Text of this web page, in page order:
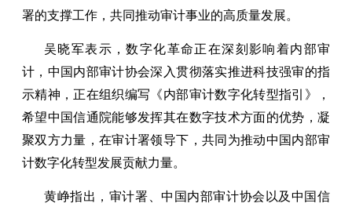
署的支撑工作，共同推动审计事业的高质量发展。
吴晓军表示，数字化革命正在深刻影响着内部审
计，中国内部审计协会深入贯彻落实推进科技强审的指
示精神，正在组织编写《内部审计数字化转型指引》，
希望中国信通院能够发挥其在数字技术方面的优势，凝
聚双方力量，在审计署领导下，共同为推动中国内部审
计数字化转型发展贡献力量。
黄峥指出，审计署、中国内部审计协会以及中国信